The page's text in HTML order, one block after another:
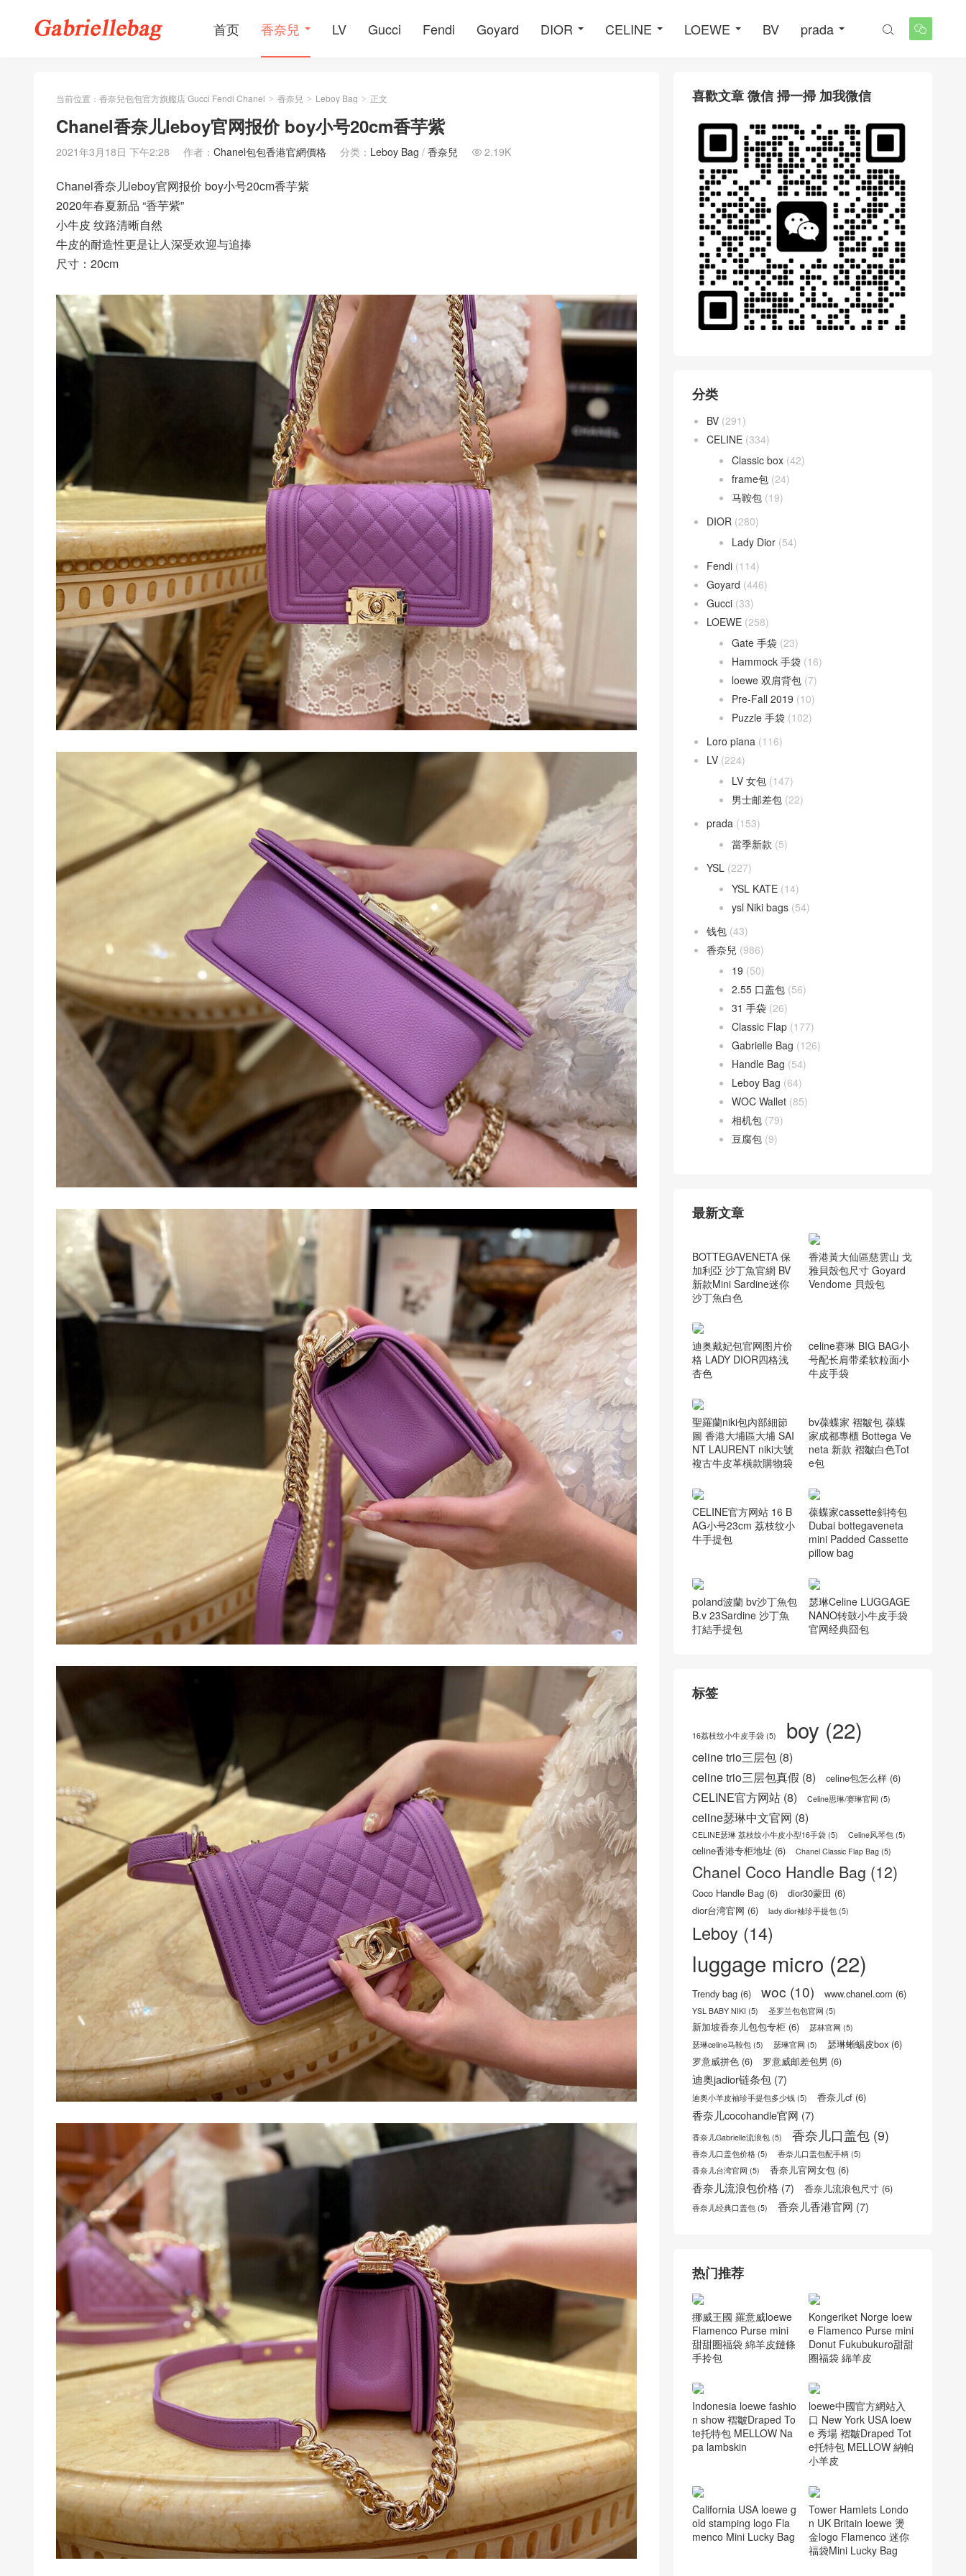
首页 香奈兒 LV Gucci Fendi Goyard DIOR CELINE LOEWE BV prada 

当前位置： 香奈兒包包官方旗艦店 Gucci Fendi Chanel > 香奈兒 > Leboy Bag > 正文
Chanel香奈儿leboy官网报价 boy小号20cm香芋紫
2021年3月18日 下午2:28 作者： Chanel包包香港官網價格 分类： Leboy Bag / 香奈兒  2.19K
Chanel香奈儿leboy官网报价 boy小号20cm香芋紫
2020年春夏新品 “香芋紫”
小牛皮 纹路清晰自然
牛皮的耐造性更是让人深受欢迎与追捧
尺寸：20cm
喜歡文章 微信 掃一掃 加我微信
分类
BV (291)
CELINE (334)
Classic box (42)
frame包 (24)
马鞍包 (19)
DIOR (280)
Lady Dior (54)
Fendi (114)
Goyard (446)
Gucci (33)
LOEWE (258)
Gate 手袋 (23)
Hammock 手袋 (16)
loewe 双肩背包 (7)
Pre-Fall 2019 (10)
Puzzle 手袋 (102)
Loro piana (116)
LV (224)
LV 女包 (147)
男士邮差包 (22)
prada (153)
當季新款 (5)
YSL (227)
YSL KATE (14)
ysl Niki bags (54)
钱包 (43)
香奈兒 (986)
19 (50)
2.55 口盖包 (56)
31 手袋 (26)
Classic Flap (177)
Gabrielle Bag (126)
Handle Bag (54)
Leboy Bag (64)
WOC Wallet (85)
相机包 (79)
豆腐包 (9)
最新文章
BOTTEGAVENETA 保
加利亞 沙丁魚官網 BV
新款Mini Sardine迷你
香港黃大仙區慈雲山 戈
雅貝殼包尺寸 Goyard
Vendome 貝殼包
迪奥戴妃包官网图片价
格 LADY DIOR四格浅
杏色
celine赛琳 BIG BAG小
号配长肩带柔软粒面小
牛皮手袋
聖羅蘭niki包內部細節
圖 香港大埔區大埔 SAI
NT LAURENT niki大號
複古牛皮革橫款購物袋
CELINE官方网站 16 B
AG小号23cm 荔枝纹小
牛手提包
Dubai bottegaveneta
mini Padded Cassette
pillow bag
poland波蘭 bv沙丁魚包
打結手提包
瑟琳Celine LUGGAGE
官网经典囧包
标签
boy(22)
celine trio三层包(8)
celine trio三层包真假 (8) celine包怎么样
CELINE官方网站(8) Celine思琳/赛琳官网(5)
celine瑟琳中文官网(8)
CELINE瑟琳 荔枝纹小牛皮小型16手袋
celine香港专柜地址(6) Chanel Classic Flap Bag
Chanel Coco Handle Bag
Coco Handle Bag(6) dior30蒙田(6)
dior台湾官网(6) lady dior袖珍手提包(5)
Leboy(14)
luggage micro(22)
新加坡香奈儿包包专柜
瑟琳celine马鞍包
(5)
罗意威拼色(6) 罗意威邮差包男
迪奥jadior链条包(7)
迪奥小羊皮袖珍手提包多少钱 香奈儿cf(6)
香奈儿cocohandle官网 (7)
香奈儿Gabrielle流浪包 香奈儿口盖包
香奈儿口盖包价格 香奈儿口盖包配手柄(5)
香奈儿台湾官网(5) 香奈儿官网女包(6)
香奈儿流浪包价格 (7) 香奈儿流浪包尺寸(6)
香奈儿经典口盖包 香奈儿香港官网(7)
热门推荐